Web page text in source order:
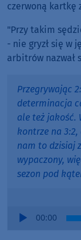
czerwoną kartkę
"Przy takim
- nie gryzł się w
arbitrów nazwał
Przegrywając
determinacja
ale też jakość.
kontrze na
nam to dzisiaj
wypaczony,
sezon pod
Audio
00:00